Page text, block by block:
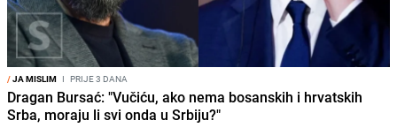
/JA MISLIM I PRIJE 3 DANA
Dragan Bursać: "Vučiću, ako nema bosanskih i hrvatskih
Srba, moraju li svi onda u Srbiju?"